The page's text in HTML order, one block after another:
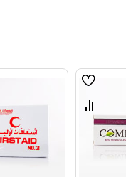
قائمة
قارن